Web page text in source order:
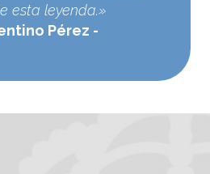
esta leyenda.»
Pérez